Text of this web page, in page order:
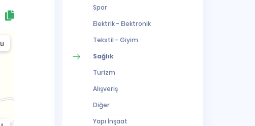
Spor
Elektrik - Elektronik
Tekstil - Giyim
Sağlık
Turizm
Alışveriş
Diğer
Yapı İnşaat